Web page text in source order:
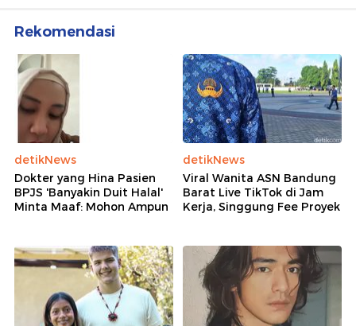
Rekomendasi
detikNews
Dokter yang Hina Pasien
BPJS 'Banyakin Duit Halal'
Minta Maaf: Mohon Ampun
detikNews
Viral Wanita ASN Bandung
Barat Live TikTok di Jam
Kerja, Singgung Fee Proyek